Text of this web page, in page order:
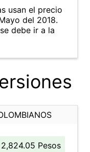
usan el precio
del 2018.
debe ir a la
2,824.05 Pesos